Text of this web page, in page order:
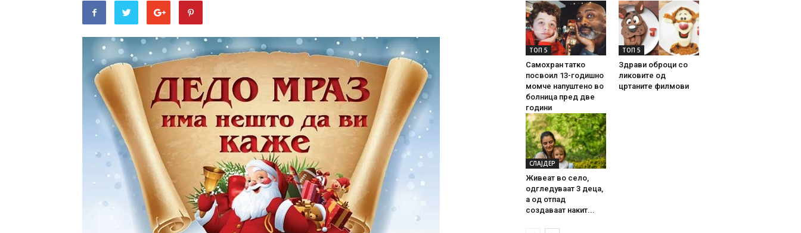
ТОП 5
Самохран татко
посвоил 13-годишно
момче напуштено во
болница пред две
години
ТОП 5
Здрави оброци со
ликовите од
цртаните филмови
СЛАЈДЕР
Живеат во село,
одгледуваат 3 деца,
а од отпад
создаваат накит...